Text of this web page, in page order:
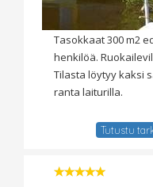
Tasokkaat 300 m2
henkilöä.
Tilasta löytyy kaksi
ranta laiturilla.
Tutustu